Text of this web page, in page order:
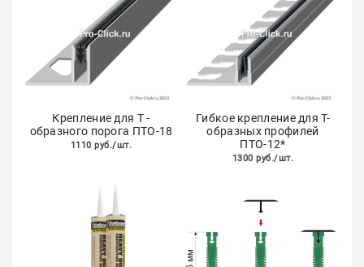
Крепление для Т -
образного порога ПТО-18
1110 руб./шт.
Гибкое крепление для Т-
образных профилей
ПТО-12*
1300 руб./шт.